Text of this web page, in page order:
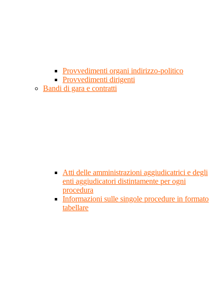
Provvedimenti organi indirizzo-politico
Provvedimenti dirigenti
Bandi di gara e contratti
Atti delle amministrazioni aggiudicatrici e degli
enti aggiudicatori distintamente per ogni
procedura
Informazioni sulle singole procedure in formato
tabellare